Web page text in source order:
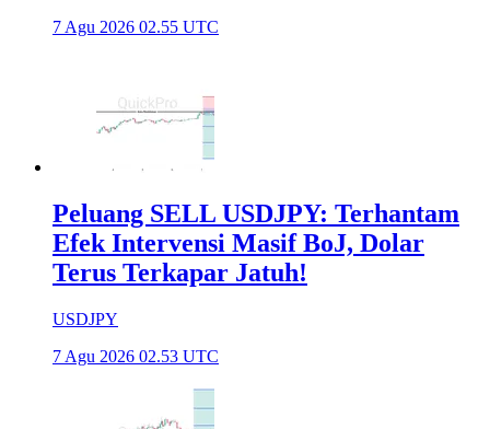
7 Agu 2026 02.55 UTC
Peluang SELL USDJPY: Terhantam
Efek Intervensi Masif BoJ, Dolar
Terus Terkapar Jatuh!
USDJPY
7 Agu 2026 02.53 UTC